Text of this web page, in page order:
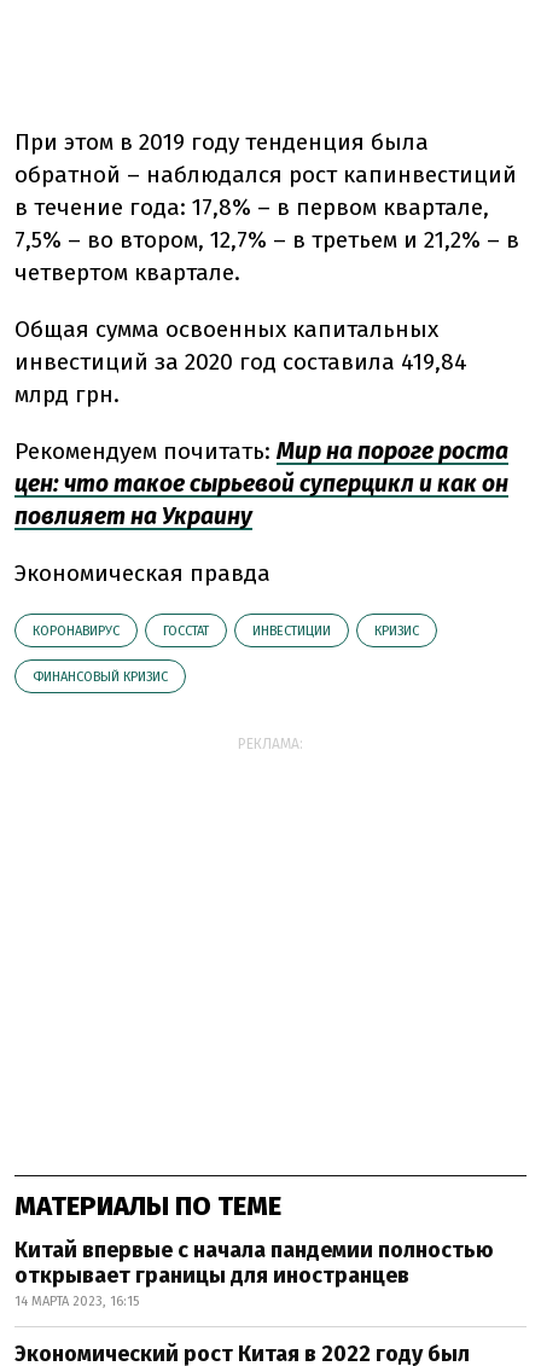
При этом в 2019 году тенденция была
обратной – наблюдался рост капинвестиций
в течение года: 17,8% – в первом квартале,
7,5% – во втором, 12,7% – в третьем и 21,2% – в
четвертом квартале.
Общая сумма освоенных капитальных
инвестиций за 2020 год составила 419,84
млрд грн.
Рекомендуем почитать: Мир на пороге роста
цен: что такое сырьевой суперцикл и как он
повлияет на Украину
Экономическая правда
КОРОНАВИРУС ГОССТАТ ИНВЕСТИЦИИ КРИЗИС
ФИНАНСОВЫЙ КРИЗИС
РЕКЛАМА:
МАТЕРИАЛЫ ПО ТЕМЕ
Китай впервые с начала пандемии полностью
открывает границы для иностранцев
14 МАРТА 2023, 16:15
Экономический рост Китая в 2022 году был